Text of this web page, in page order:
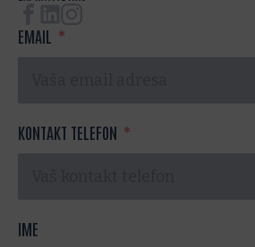
EMAIL
KONTAKT TELEFON
IME